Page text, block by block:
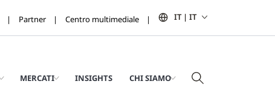
Partner Centro multimediale IT | IT
MERCATI INSIGHTS CHI SIAMO